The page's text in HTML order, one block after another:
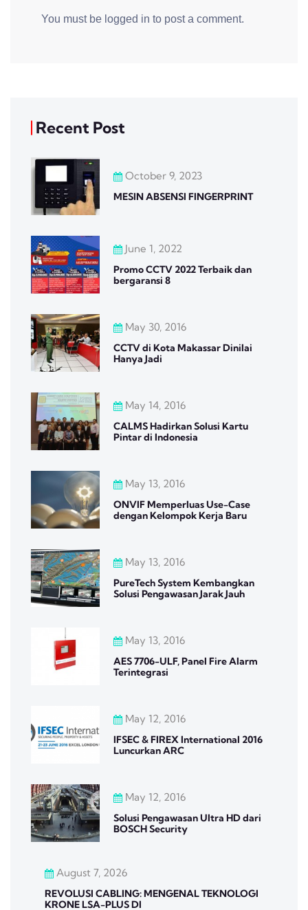
You must be logged in to post a comment.
Recent Post
October 9, 2023
MESIN ABSENSI FINGERPRINT
June 1, 2022
Promo CCTV 2022 Terbaik dan
bergaransi 8
May 30, 2016
CCTV di Kota Makassar Dinilai
Hanya Jadi
May 14, 2016
CALMS Hadirkan Solusi Kartu
Pintar di Indonesia
May 13, 2016
ONVIF Memperluas Use-Case
dengan Kelompok Kerja Baru
May 13, 2016
PureTech System Kembangkan
Solusi Pengawasan Jarak Jauh
May 13, 2016
AES 7706-ULF, Panel Fire Alarm
Terintegrasi
May 12, 2016
IFSEC & FIREX International 2016
Luncurkan ARC
May 12, 2016
Solusi Pengawasan Ultra HD dari
BOSCH Security
August 7, 2026
REVOLUSI CABLING: MENGENAL TEKNOLOGI
KRONE LSA-PLUS DI